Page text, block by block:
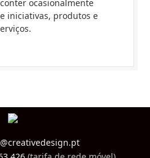
ocasionalmente
iniciativas, produtos e